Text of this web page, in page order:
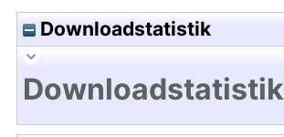
Downloadstatistik
Downloadstatistik